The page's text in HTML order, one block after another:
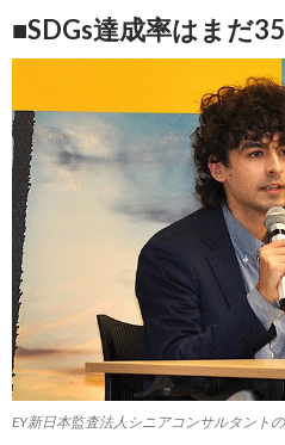
■SDGs達成率はまだ
EY新日本監査法人シニアコンサルタント